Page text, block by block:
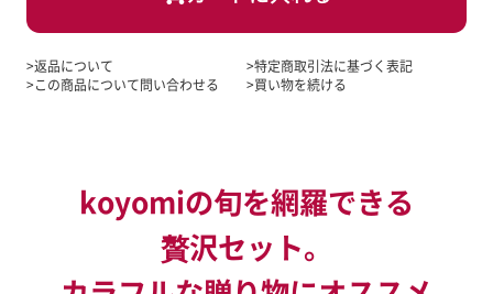
返品について
特定商取引法に基づく表記
この商品について問い合わせる
買い物を続ける
koyomiの旬を網羅できる
贅沢セット。